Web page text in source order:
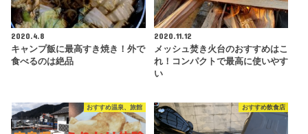
2020.4.8
キャンプ飯に最高すき焼き！外で
食べるのは絶品
2020.11.12
メッシュ焚き火台のおすすめはこ
れ！コンパクトで最高に使いやす
い
おすすめ温泉、旅館 おすすめ飲食店